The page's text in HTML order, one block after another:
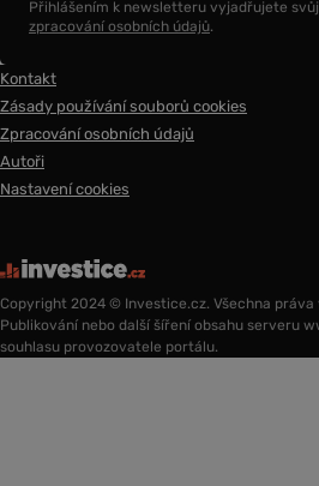
Přihlášením k newsletteru vyjadřujete
zpracování osobních údajů.
Kontakt
Zásady používání souborů cookies
Zpracování osobních údajů
Autoři
Nastavení cookies
Copyright 2024 © Investice.cz. Všechna práva
Publikování nebo další šíření obsahu serveru
souhlasu provozovatele portálu.